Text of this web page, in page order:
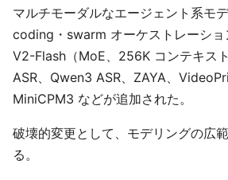
マルチモーダルなエージェント系モ
coding・swarm オーケストレーシ
V2-Flash（MoE、256K コンテキス
ASR、Qwen3 ASR、ZAYA、
MiniCPM3 などが追加された。
破壊的変更として、モデリングの広
る。